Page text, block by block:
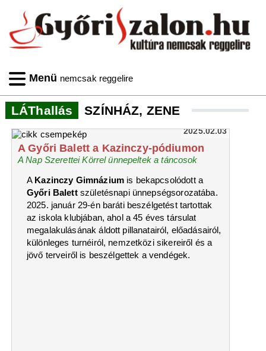
Menü nemcsak reggelire
LÁThallás SZÍNHÁZ, ZENE
2025.02.03
A Győri Balett a Kazinczy-pódiumon
A Nap Szerettei Körrel ünnepeltek a táncosok
A Kazinczy Gimnázium is bekapcsolódott a
Győri Balett születésnapi ünnepségsorozatába.
2025. január 29-én baráti beszélgetést tartottak
az iskola klubjában, ahol a 45 éves társulat
megalakulásának áldott pillanatairól, előadásairól,
különleges turnéiról, nemzetközi sikereiről és a
jövő terveiről is beszélgettek a vendégek.